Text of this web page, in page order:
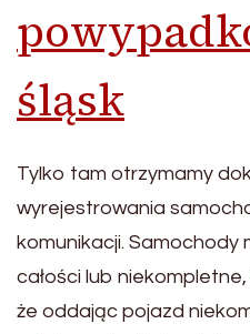
śląsk
Tylko tam otrzymamy
wyrejestrowania
komunikacji. Samochody
całości lub
że oddając pojazd